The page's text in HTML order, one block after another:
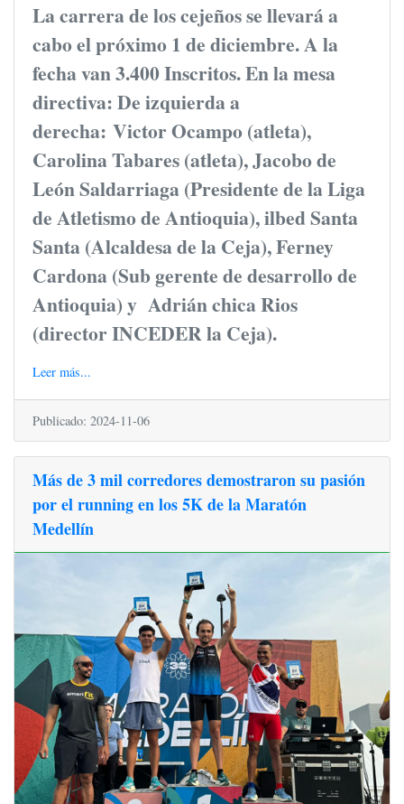
La carrera de los cejeños se llevará a
cabo el próximo 1 de diciembre. A la
fecha van 3.400 Inscritos. En la mesa
directiva: De izquierda a
derecha: Victor Ocampo (atleta),
Carolina Tabares (atleta), Jacobo de
León Saldarriaga (Presidente de la Liga
de Atletismo de Antioquia), ilbed Santa
Santa (Alcaldesa de la Ceja), Ferney
Cardona (Sub gerente de desarrollo de
Antioquia) y Adrián chica Rios
(director INCEDER la Ceja).
Leer más...
Publicado: 2024-11-06
Más de 3 mil corredores demostraron su pasión
por el running en los 5K de la Maratón
Medellín